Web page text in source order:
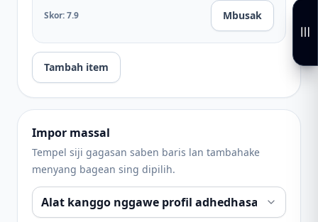
Skor:7.9 Mbusak
Tambah item
Impor massal
Tempel siji gagasan saben baris lan tambahake
menyang bagean sing dipilih.